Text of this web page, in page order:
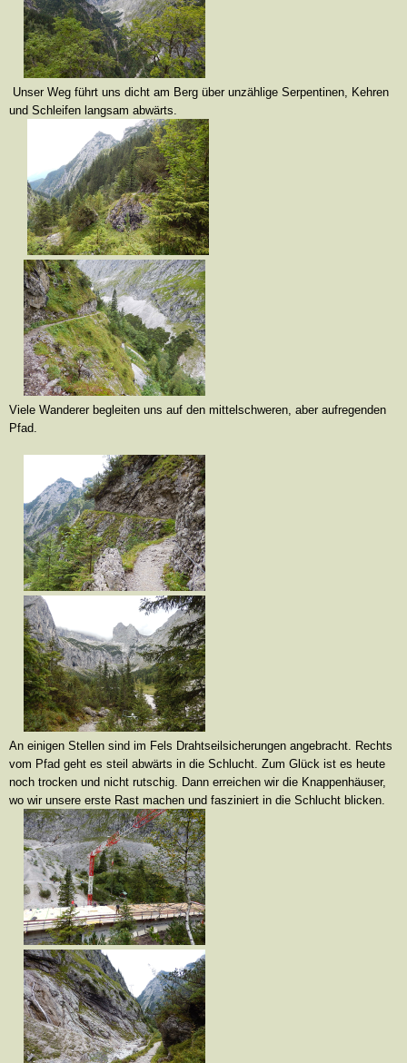
Unser Weg führt uns dicht am Berg über unzählige Serpentinen, Kehren
und Schleifen langsam abwärts.
Viele Wanderer begleiten uns auf den mittelschweren, aber aufregenden
Pfad.
An einigen Stellen sind im Fels Drahtseilsicherungen angebracht. Rechts
vom Pfad geht es steil abwärts in die Schlucht. Zum Glück ist es heute
noch trocken und nicht rutschig. Dann erreichen wir die Knappenhäuser,
wo wir unsere erste Rast machen und fasziniert in die Schlucht blicken.